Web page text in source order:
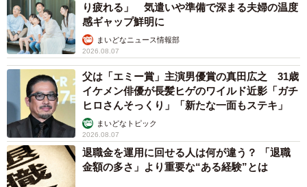
り疲れる」 気遣いや準備で深まる夫婦の温度
感ギャップ鮮明に
まいどなニュース情報部
2026.08.07
父は「エミー賞」主演男優賞の真田広之 31歳
イケメン俳優が長髪ヒゲのワイルド近影「ガチ
ヒロさんそっくり」「新たな一面もステキ」
まいどなトピック
2026.08.07
退職金を運用に回せる人は何が違う？ 「退職
金額の多さ」より重要な“ある経験”とは